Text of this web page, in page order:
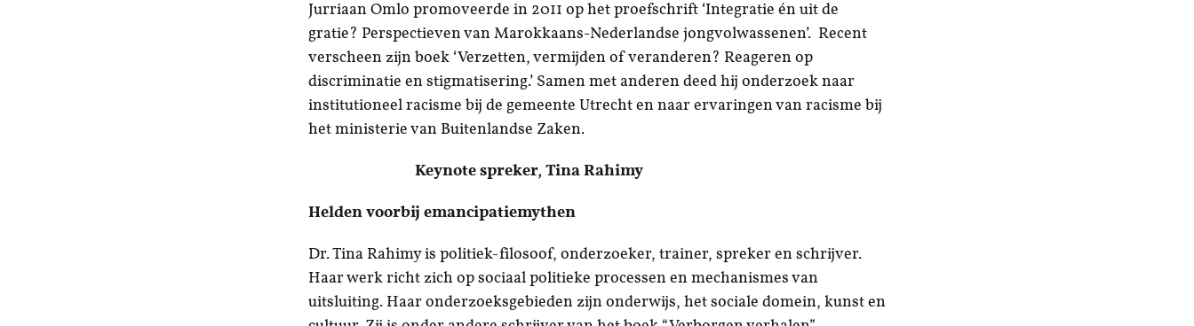
Jurriaan Omlo promoveerde in 2011 op het proefschrift ‘Integratie én uit de
gratie? Perspectieven van Marokkaans-Nederlandse jongvolwassenen’. Recent
verscheen zijn boek ‘Verzetten, vermijden of veranderen? Reageren op
discriminatie en stigmatisering.’ Samen met anderen deed hij onderzoek naar
institutioneel racisme bij de gemeente Utrecht en naar ervaringen van racisme bij
het ministerie van Buitenlandse Zaken.
Keynote spreker, Tina Rahimy
Helden voorbij emancipatiemythen
Dr. Tina Rahimy is politiek-filosoof, onderzoeker, trainer, spreker en schrijver.
Haar werk richt zich op sociaal politieke processen en mechanismes van
uitsluiting. Haar onderzoeksgebieden zijn onderwijs, het sociale domein, kunst en